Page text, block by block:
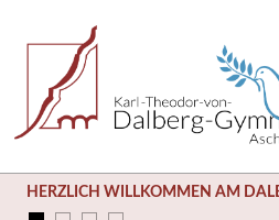
HERZLICH WILLKOMMEN AM